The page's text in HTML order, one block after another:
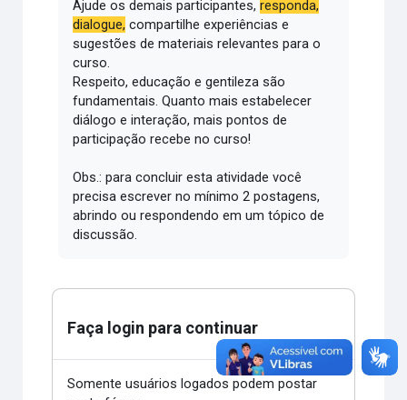
Ajude os demais participantes,responda,
dialogue, compartilhe experiências e
sugestões de materiais relevantes para o
curso.
Respeito, educação e gentileza são
fundamentais.Quanto mais estabelecer
diálogo e interação, mais pontos de
participação recebe no curso!
Obs.: para concluir esta atividade você
precisa escrever no mínimo 2 postagens,
abrindo ou respondendo em um tópico de
discussão.
Faça login para continuar
Somente usuários logados podem postar